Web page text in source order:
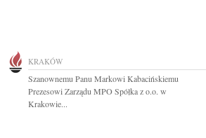
KRAKÓW
Szanownemu Panu Markowi Kabacińskiemu
Prezesowi Zarządu MPO Spółka z o.o. w
Krakowie...